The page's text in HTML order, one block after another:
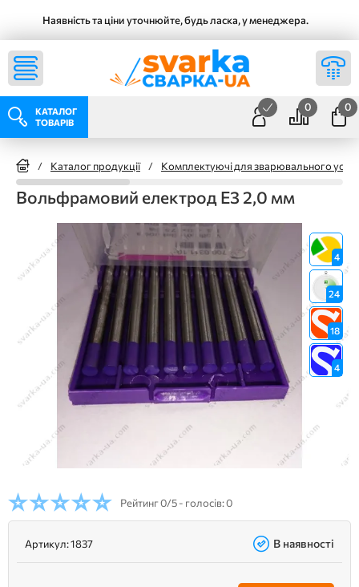
Наявність та ціни уточнюйте, будь ласка, у менеджера.
КАТАЛОГ
ТОВАРІВ
0 0
/ Каталог продукції / Комплектуючі для зварювального
Вольфрамовий електрод Е3 2,0 мм
4
24
18
4
Рейтинг0/5 - голосів: 0
Артикул:1837 В наявності